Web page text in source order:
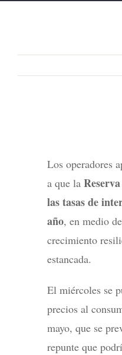
Los operadores
a que la
las tasas de
año, en medio
crecimiento
estancada.
El miércoles se
precios al
mayo, que se
repunte que